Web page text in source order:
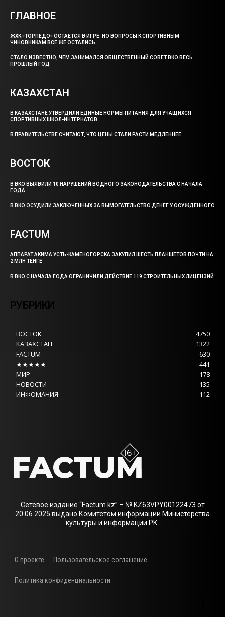
ГЛАВНОЕ
ЖХК «ТОРПЕДО» ОСТАЕТСЯ В ИГРЕ. НО ВОПРОСЫ К СПОРТИВНЫМ
ЧИНОВНИКАМ ВСЕ ЖЕ ОСТАЛИСЬ
СТАЛО ИЗВЕСТНО, ЧЕМ ЗАНИМАЛСЯ ОБЩЕСТВЕННЫЙ СОВЕТ ВКО ВЕСЬ
ПРОШЛЫЙ ГОД
КАЗАХСТАН
В КАЗАХСТАНЕ УТВЕРДИЛИ ЕДИНЫЕ НОРМЫ ПИТАНИЯ ДЛЯ УЧАЩИХСЯ
СПОРТИВНЫХ ШКОЛ-ИНТЕРНАТОВ
В ПРАВИТЕЛЬСТВЕ СЧИТАЮТ, ЧТО ЦЕНЫ СТАЛИ РАСТИ МЕДЛЕННЕЕ
ВОСТОК
В ВКО ВЫЯВИЛИ 10 НАРУШЕНИЙ ВОДНОГО ЗАКОНОДАТЕЛЬСТВА С НАЧАЛА
ГОДА
В ВКО ОСУДИЛИ ЗАКЛЮЧЕННЫХ ЗА ВЫМОГАТЕЛЬСТВО ДЕНЕГ У ОСУЖДЕННОГО
FACTUM
АППАРАТ АКИМА УСТЬ-КАМЕНОГОРСКА ЗАКУПИЛ ШЕСТЬ ПЛАНШЕТОВ ПОЧТИ НА
2 МЛН ТЕНГЕ
В ВКО С НАЧАЛА ГОДА ОГРАНИЧИЛИ ДЕЙСТВИЕ 119 СТРОИТЕЛЬНЫХ ЛИЦЕНЗИЙ
РУБРИКИ
ВОСТОК
4750
КАЗАХСТАН
1322
FACTUM
630
★★★★★
441
МИР
178
НОВОСТИ
135
ИНФОМАНИЯ
112
Сетевое издание “Factum.kz” – № KZ63VPY00122473 от
20.06.2025 выдано Комитетом информации Министерства
культуры и информации РК.
О проекте Пользовательское соглашение
Политика конфиденциальности